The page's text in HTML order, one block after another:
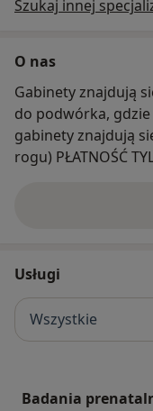
Szukaj innej
O nas
Gabinety znajdują
do podwórka,
gabinety znajdują
rogu)
Usługi
Wszystkie
Badania